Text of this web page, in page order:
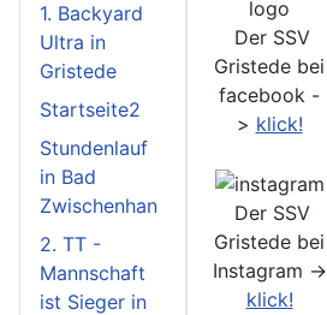
1. Backyard
Ultra in
Gristede
Startseite2
Stundenlauf
in Bad
Zwischenhan
2. TT -
Mannschaft
ist Sieger in
Der SSV
Gristede bei
facebook -
> klick!
Der SSV
Gristede bei
Instagram ->
klick!